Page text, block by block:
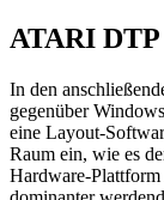
ATARI
In den
gegenüber
eine Layout-
Raum ein, wie es
Hardware-